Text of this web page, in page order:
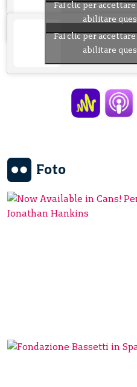
Fai clic per
abilitare
Fai clic per
abilitare
Anche nelle
Foto